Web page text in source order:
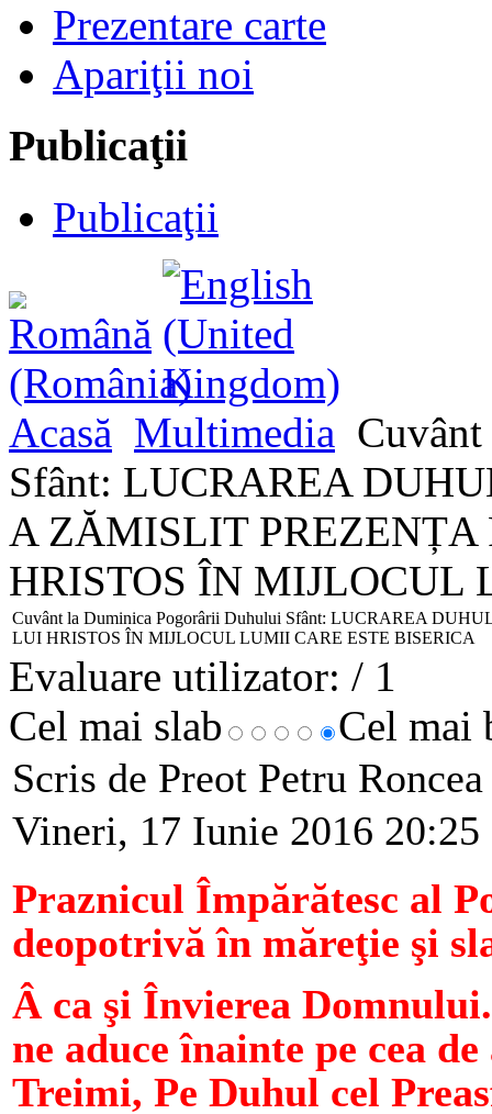
Prezentare carte
Apariţii noi
Publicaţii
Publicaţii
Acasă Multimedia
Sfânt: LUCRAREA
A ZĂMISLIT
HRISTOS ÎN MIJLOCUL
Cuvânt la Duminica Pogorârii Duhului Sfânt: LUCRAREA
LUI HRISTOS ÎN MIJLOCUL LUMII CARE ESTE BISERICA
Evaluare utilizator: / 1
Cel mai slab
Cel mai
Scris de Preot Petru
Vineri, 17 Iunie 2016 20:25
Praznicul Împărătesc al
deopotrivă în măreţie şi
Â ca şi Învierea
ne aduce înainte pe cea
Treimi, Pe Duhul cel